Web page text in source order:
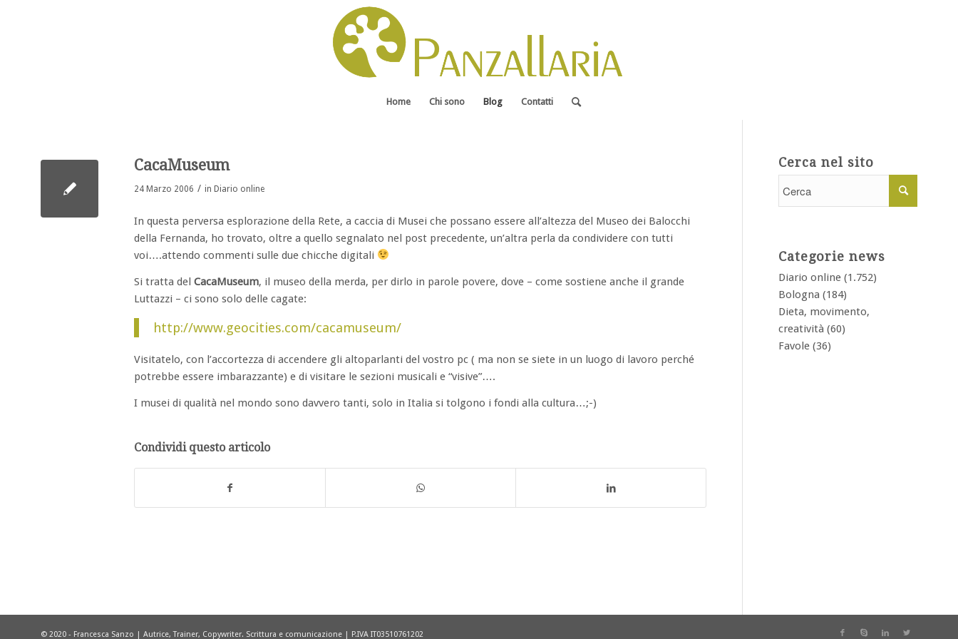
Home Chi sono Blog Contatti
CacaMuseum
24 Marzo 2006 / in Diario online
In questa perversa esplorazione della Rete, a caccia di Musei che possano essere all’altezza del Museo dei Balocchi
della Fernanda, ho trovato, oltre a quello segnalato nel post precedente, un’altra perla da condividere con tutti
voi….attendo commenti sulle due chicche digitali
Si tratta del CacaMuseum, il museo della merda, per dirlo in parole povere, dove – come sostiene anche il grande
Luttazzi – ci sono solo delle cagate:
http://www.geocities.com/cacamuseum/
Visitatelo, con l’accortezza di accendere gli altoparlanti del vostro pc ( ma non se siete in un luogo di lavoro perché
potrebbe essere imbarazzante) e di visitare le sezioni musicali e “visive”….
I musei di qualità nel mondo sono davvero tanti, solo in Italia si tolgono i fondi alla cultura…;-)
Condividi questo articolo
Cerca nel sito
Categorie news
Diario online (1.752)
Bologna (184)
Dieta, movimento,
creatività (60)
Favole (36)
© 2020 - Francesca Sanzo | Autrice, Trainer, Copywriter. Scrittura e comunicazione | P.IVA IT03510761202